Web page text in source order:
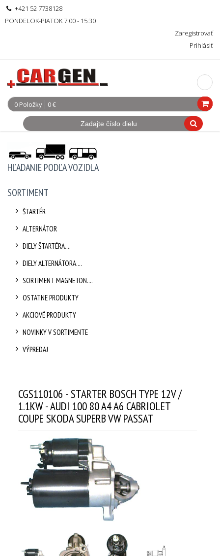
+421 52 7738128
PONDELOK-PIATOK 7:00 - 15:30
Zaregistrovať
Prihlásiť
0 Položky 0 €
HĽADANIE PODĽA VOZIDLA
SORTIMENT
ŠTARTÉR
ALTERNÁTOR
DIELY ŠTARTÉRA....
DIELY ALTERNÁTORA....
SORTIMENT MAGNETON....
OSTATNE PRODUKTY
AKCIOVÉ PRODUKTY
NOVINKY V SORTIMENTE
VÝPREDAJ
CGS110106 - STARTER BOSCH TYPE 12V /
1.1KW - AUDI 100 80 A4 A6 CABRIOLET
COUPE SKODA SUPERB VW PASSAT